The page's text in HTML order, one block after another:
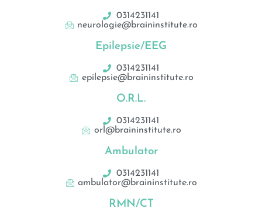
0314231141
neurologie@braininstitute.ro
Epilepsie/EEG
0314231141
epilepsie@braininstitute.ro
O.R.L.
0314231141
orl@braininstitute.ro
Ambulator
0314231141
ambulator@braininstitute.ro
RMN/CT